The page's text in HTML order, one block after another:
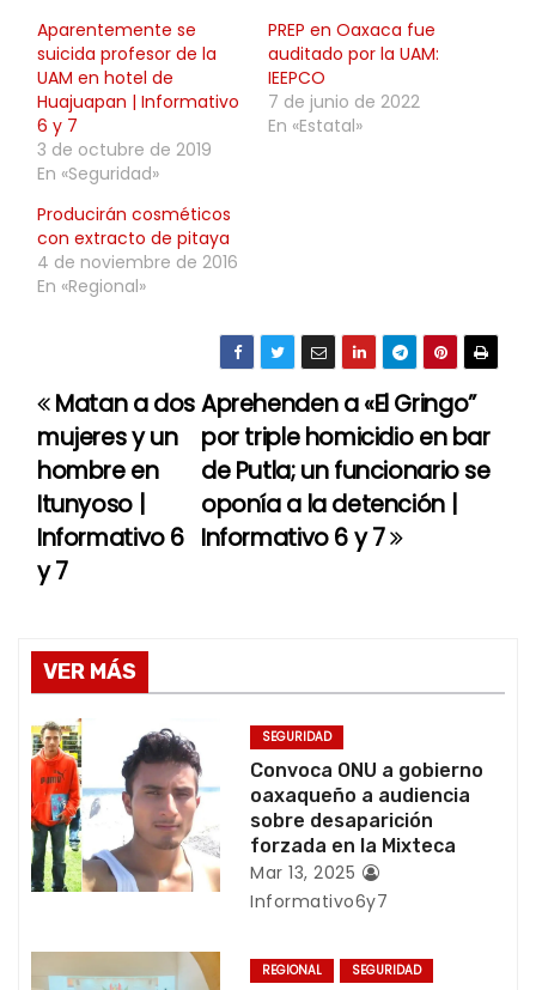
Aparentemente se
suicida profesor de la
UAM en hotel de
Huajuapan | Informativo
6 y 7
3 de octubre de 2019
En «Seguridad»
PREP en Oaxaca fue
auditado por la UAM:
IEEPCO
7 de junio de 2022
En «Estatal»
Producirán cosméticos
con extracto de pitaya
4 de noviembre de 2016
En «Regional»
N
a
v
e
a
c
i
ó
n
e
Aprehenden a «El Gringo”
por triple homicidio en bar
de Putla; un funcionario se
oponía a la detención |
Informativo 6 y 7
Matan a dos
mujeres y un
hombre en
Itunyoso |
Informativo 6
y 7
VER MÁS
SEGURIDAD
Convoca ONU a gobierno
oaxaqueño a audiencia
sobre desaparición
forzada en la Mixteca
Mar 13, 2025
Informativo6y7
REGIONAL SEGURIDAD